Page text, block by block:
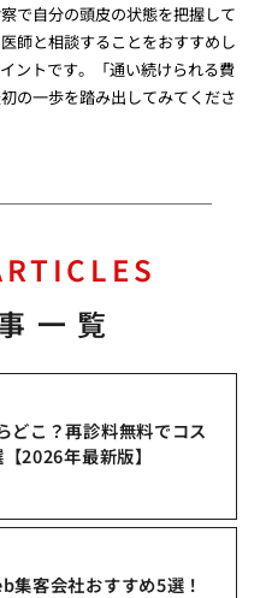
で自分の頭皮の状態を把握して
師と相談することをおすすめし
ントです。「通い続けられる費
の一歩を踏み出してみてくださ
一覧
どこ？再診料無料でコス
2026年最新版】
集客会社おすすめ5選！